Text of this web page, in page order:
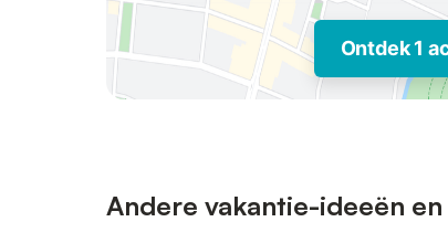
Ontdek 1
Andere vakantie-ideeën